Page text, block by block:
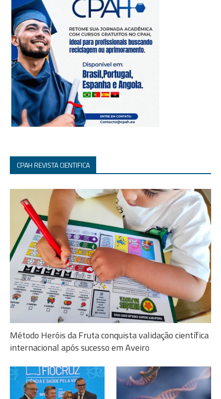
CPAH REVISTA CIENTIFICA
Método Heróis da Fruta conquista validação científica
internacional após sucesso em Aveiro